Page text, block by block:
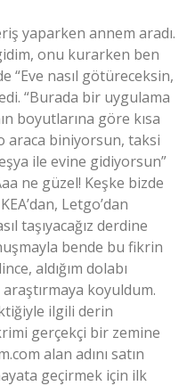
yaparken annem aradı.
onu kurarken ben
“Eve nasıl götüreceksin,
“Burada bir uygulama
boyutlarına göre kısa
araca biniyorsun, taksi
ile evine gidiyorsun”
ne güzel! Keşke bizde
Letgo’dan
taşıyacağız derdine
bende bu fikrin
aldığım dolabı
koyuldum.
ilgili derin
gerçekçi bir zemine
alan adını satın
geçirmek için ilk